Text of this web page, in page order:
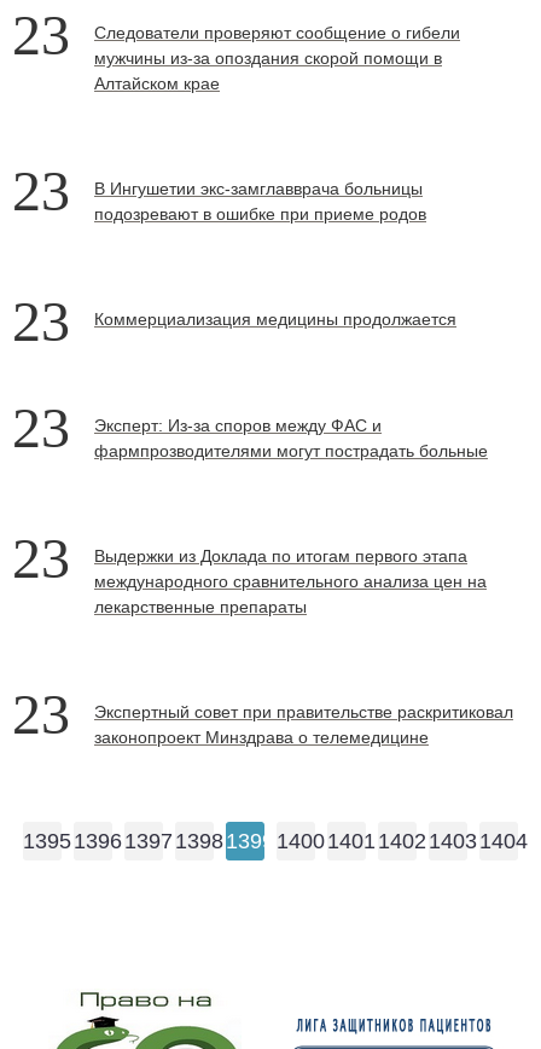
23
Следователи проверяют сообщение о гибели
мужчины из-за опоздания скорой помощи в
Алтайском крае
23
В Ингушетии экс-замглавврача больницы
подозревают в ошибке при приеме родов
23 Коммерциализация медицины продолжается
23
Эксперт: Из-за споров между ФАС и
фармпрозводителями могут пострадать больные
23
Выдержки из Доклада по итогам первого этапа
международного сравнительного анализа цен на
лекарственные препараты
23
Экспертный совет при правительстве раскритиковал
законопроект Минздрава о телемедицине
139513961397 13981399 14001401 1402 14031404